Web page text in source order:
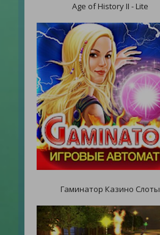
Age of History II - Lite
Гаминатор Казино Слоты